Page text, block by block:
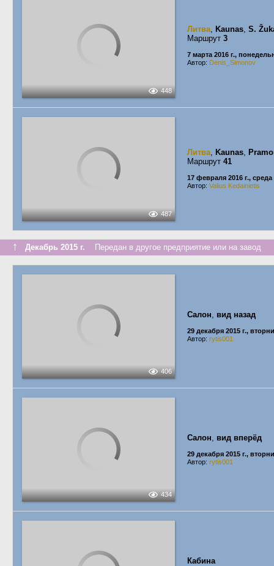
448
Литва, Kaunas, S.
Маршрут 3
7 марта 2016 г.,
Автор: Denis_Simonov
487
Литва, Kaunas,
Маршрут 41
17 февраля 2016 г., среда
Автор: Valius Kedainietis
↑ Декабрь 2015 г. Передан в другое предприятие или на завод
406
Салон, вид назад
29 декабря 2015 г.,
Автор: rytis001
434
Салон, вид вперёд
29 декабря 2015 г.,
Автор: rytis001
Кабина